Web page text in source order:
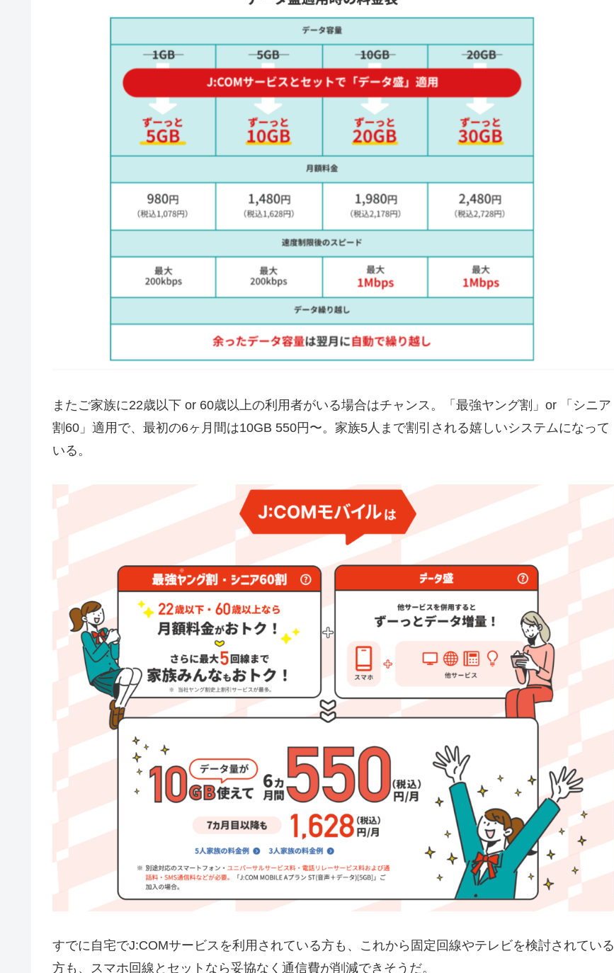
またご家族に22歳以下 or 60歳以上の利用者がいる場合はチャンス。「最強ヤング割」or 「シニア
割60」適用で、最初の6ヶ月間は10GB 550円〜。家族5人まで割引される嬉しいシステムになって
いる。
すでに自宅でJ:COMサービスを利用されている方も、これから固定回線やテレビを検討されている
方も、スマホ回線とセットなら妥協なく通信費が削減できそうだ。